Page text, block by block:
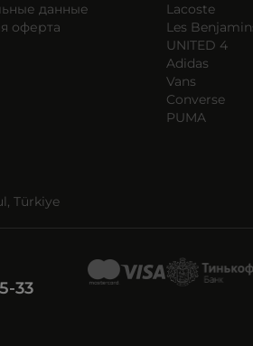
данные
оферта
Lacoste
Les
UNITED 4
Adidas
Vans
Converse
PUMA
Türkiye
33